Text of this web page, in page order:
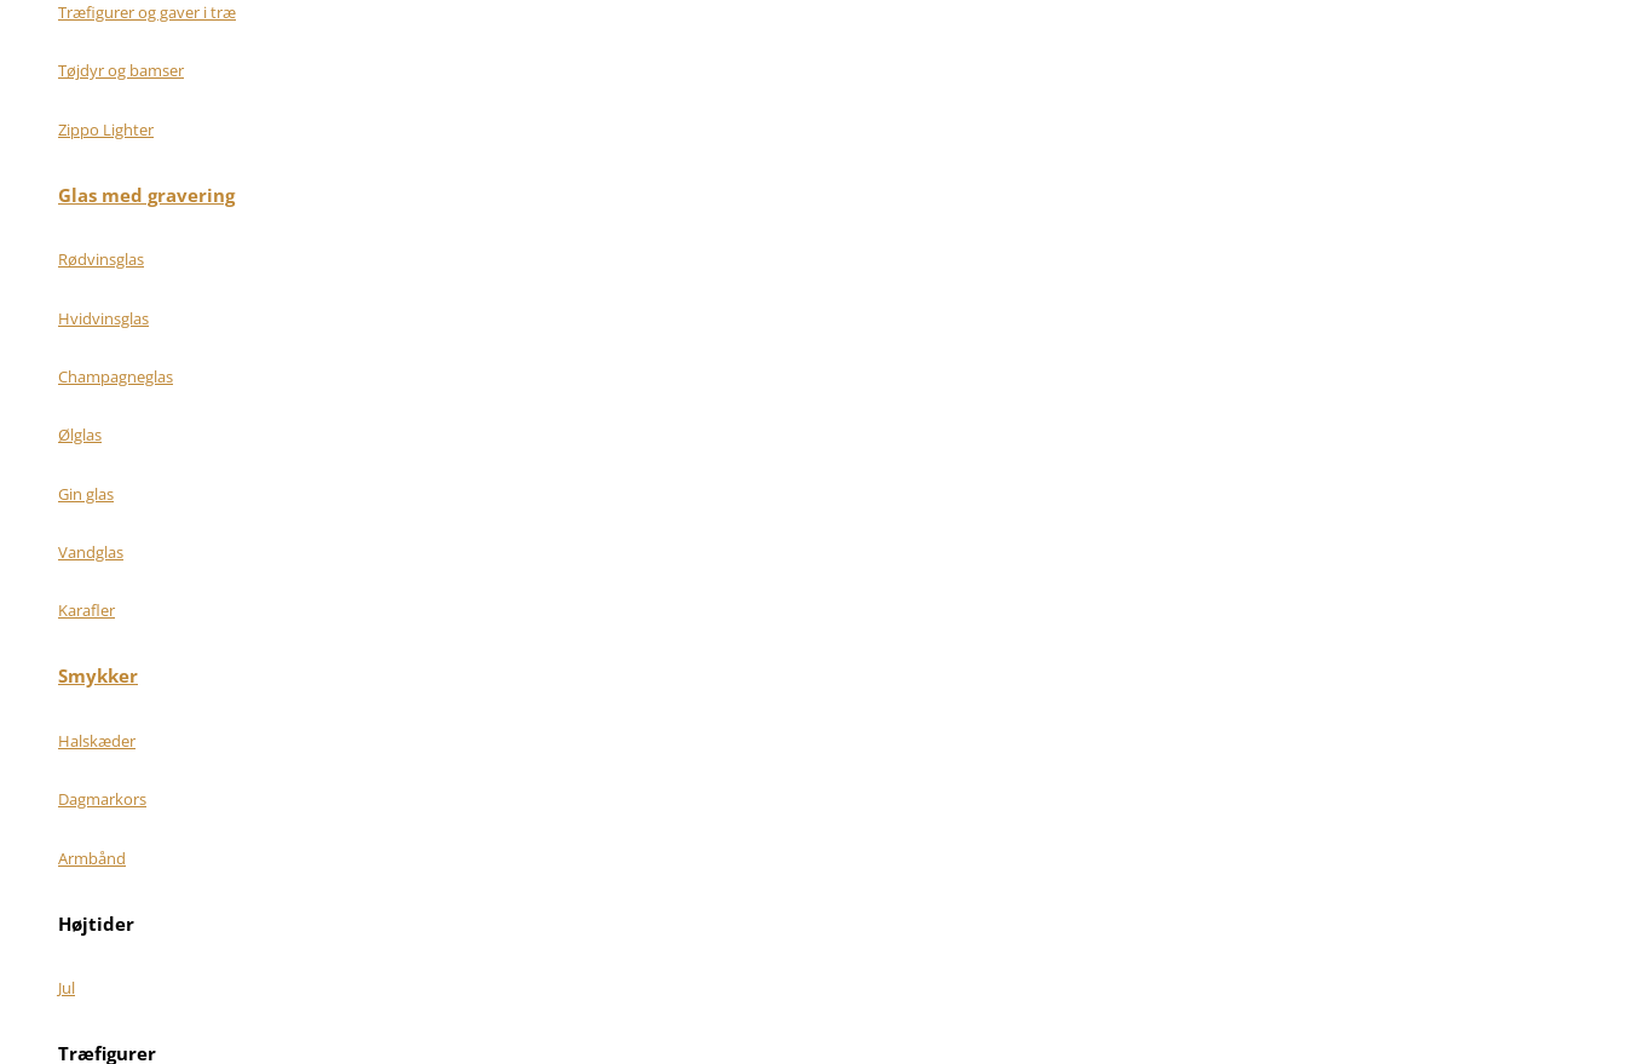
Træfigurer og gaver i træ
Tøjdyr og bamser
Zippo Lighter
Glas med gravering
Rødvinsglas
Hvidvinsglas
Champagneglas
Ølglas
Gin glas
Vandglas
Karafler
Smykker
Halskæder
Dagmarkors
Armbånd
Højtider
Jul
Træfigurer